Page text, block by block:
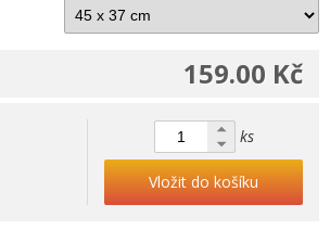
159.00 Kč
ks
Vložit do košíku